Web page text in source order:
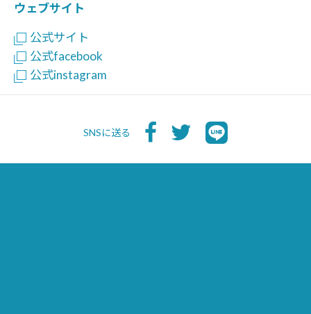
ウェブサイト
公式サイト
公式facebook
公式instagram
SNSに送る